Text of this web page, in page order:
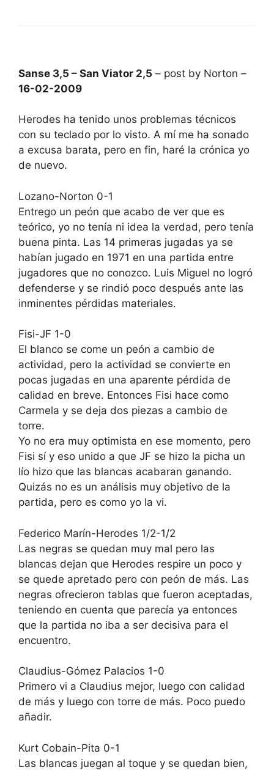
Sanse 3,5 – San Viator 2,5 – post by Norton –
16-02-2009
Herodes ha tenido unos problemas técnicos
con su teclado por lo visto. A mí me ha sonado
a excusa barata, pero en fin, haré la crónica yo
de nuevo.
Lozano-Norton 0-1
Entrego un peón que acabo de ver que es
teórico, yo no tenía ni idea la verdad, pero tenía
buena pinta. Las 14 primeras jugadas ya se
habían jugado en 1971 en una partida entre
jugadores que no conozco. Luis Miguel no logró
defenderse y se rindió poco después ante las
inminentes pérdidas materiales.
Fisi-JF 1-0
El blanco se come un peón a cambio de
actividad, pero la actividad se convierte en
pocas jugadas en una aparente pérdida de
calidad en breve. Entonces Fisi hace como
Carmela y se deja dos piezas a cambio de
torre.
Yo no era muy optimista en ese momento, pero
Fisi sí y eso unido a que JF se hizo la picha un
lío hizo que las blancas acabaran ganando.
Quizás no es un análisis muy objetivo de la
partida, pero es como yo la vi.
Federico Marín-Herodes 1/2-1/2
Las negras se quedan muy mal pero las
blancas dejan que Herodes respire un poco y
se quede apretado pero con peón de más. Las
negras ofrecieron tablas que fueron aceptadas,
teniendo en cuenta que parecía ya entonces
que la partida no iba a ser decisiva para el
encuentro.
Claudius-Gómez Palacios 1-0
Primero vi a Claudius mejor, luego con calidad
de más y luego con torre de más. Poco puedo
añadir.
Kurt Cobain-Pita 0-1
Las blancas juegan al toque y se quedan bien,